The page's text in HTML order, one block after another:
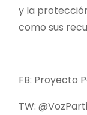
y la
como sus
FB: Proyecto
TW: